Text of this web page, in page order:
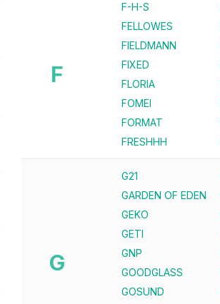
F
F-H-S
FELLOWES
FIELDMANN
FIXED
FLORIA
FOMEI
FORMAT
FRESHHH
G
G21
GARDEN OF EDEN
GEKO
GETI
GNP
GOODGLASS
GOSUND